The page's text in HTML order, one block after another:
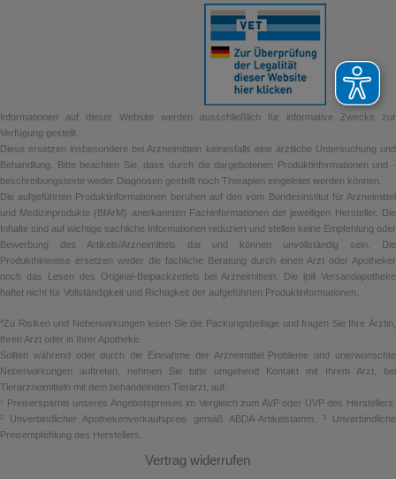
Informationen auf dieser Website werden ausschließlich für informative Zwecke zur
Verfügung gestellt.
Diese ersetzen insbesondere bei Arzneimitteln keinesfalls eine ärztliche Untersuchung und
Behandlung. Bitte beachten Sie, dass durch die dargebotenen Produktinformationen und -
beschreibungstexte weder Diagnosen gestellt noch Therapien eingeleitet werden können.
Die aufgeführten Produktinformationen beruhen auf den vom Bundesinstitut für Arzneimittel
und Medizinprodukte (BfArM) anerkannten Fachinformationen der jeweiligen Hersteller. Die
Inhalte sind auf wichtige sachliche Informationen reduziert und stellen keine Empfehlung oder
Bewerbung des Artikels/Arzneimittels dar und können unvollständig sein. Die
Produkthinweise ersetzen weder die fachliche Beratung durch einen Arzt oder Apotheker
noch das Lesen des Original-Beipackzettels bei Arzneimitteln. Die ipill Versandapotheke
haftet nicht für Vollständigkeit und Richtigkeit der aufgeführten Produktinformationen.
*Zu Risiken und Nebenwirkungen lesen Sie die Packungsbeilage und fragen Sie Ihre Ärztin,
Ihren Arzt oder in Ihrer Apotheke.
Sollten während oder durch die Einnahme der Arzneimittel Probleme und unerwünschte
Nebenwirkungen auftreten, nehmen Sie bitte umgehend Kontakt mit Ihrem Arzt, bei
Tierarzneimitteln mit dem behandelnden Tierarzt, auf.
¹ Preisersparnis unseres Angebotspreises im Vergleich zum AVP oder UVP des Herstellers.
² Unverbindlicher Apothekenverkaufspreis gemäß ABDA-Artikelstamm. ³ Unverbindliche
Preisempfehlung des Herstellers.
Vertrag widerrufen